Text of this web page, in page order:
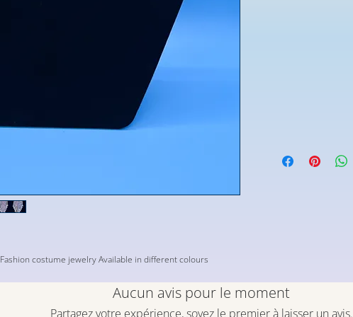
costume jewelry Available in different colours
Aucun avis pour le moment
Partagez votre expérience, soyez le premier à laisser un avis.